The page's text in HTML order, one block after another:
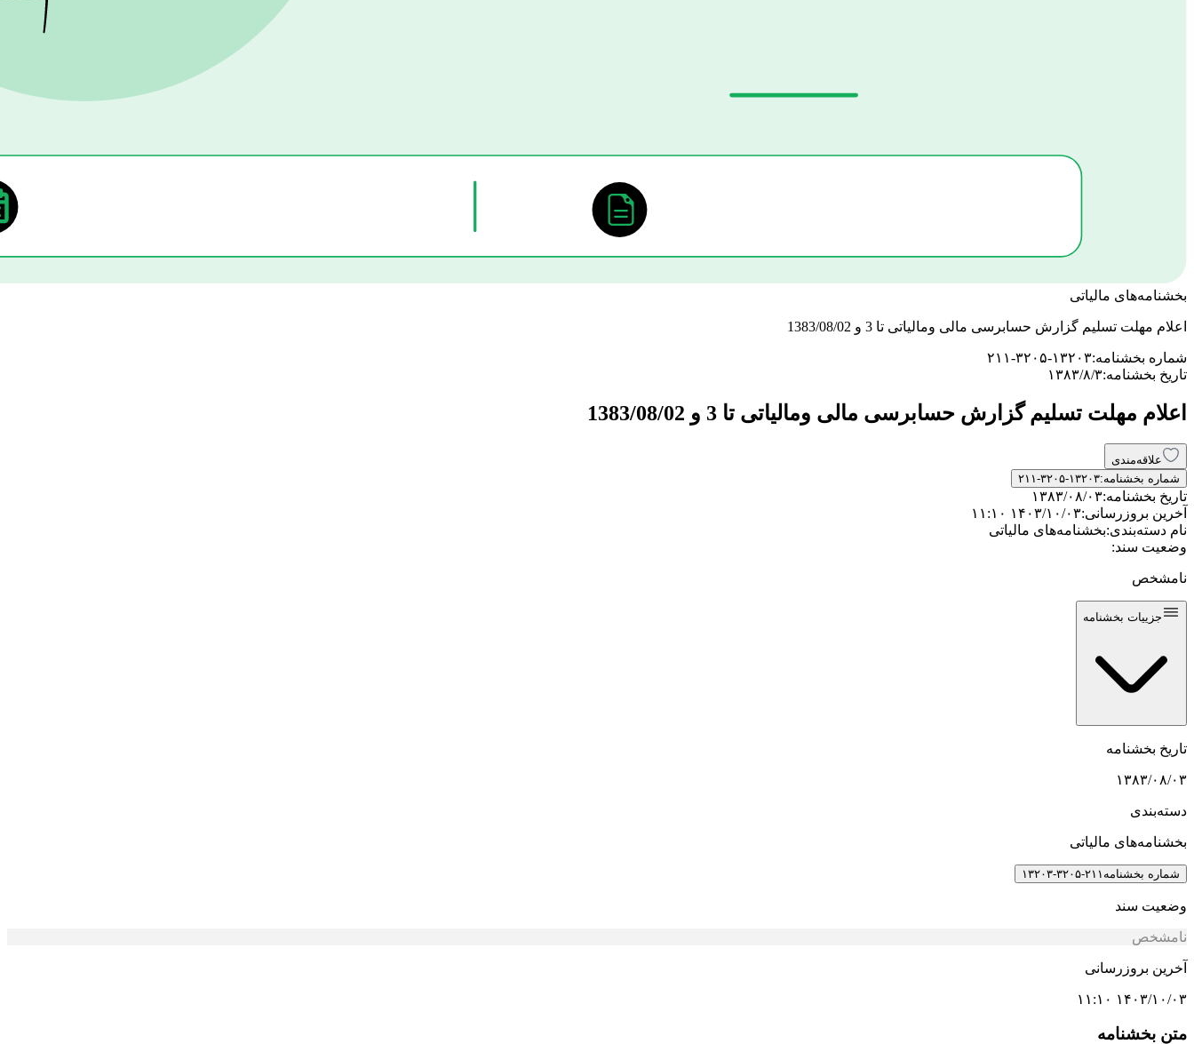
بخشنامه‌های مالیاتی
اعلام مهلت تسلیم گزارش حسابرسی مالی ومالیاتی تا 3 و 1383/08/02
شماره بخشنامه:۲۱۱-۳۲۰۵-۱۳۲۰۳
تاریخ بخشنامه:۱۳۸۳/۸/۳
اعلام مهلت تسلیم گزارش حسابرسی مالی ومالیاتی تا 3 و 1383/08/02
علاقه‌مندی
شماره بخشنامه:۲۱۱-۳۲۰۵-۱۳۲۰۳
تاریخ بخشنامه:۱۳۸۳/۰۸/۰۳
آخرین بروزرسانی:۱۴۰۳/۱۰/۰۳ ۱۱:۱۰
نام دسته‌بندی:بخشنامه‌های مالیاتی
وضعیت سند:
نامشخص
جزییات بخشنامه
تاریخ بخشنامه
۱۳۸۳/۰۸/۰۳
دسته‌بندی
بخشنامه‌های مالیاتی
شماره بخشنامه ۲۱۱-۳۲۰۵-۱۳۲۰۳
وضعیت سند
نامشخص
آخرین بروزرسانی
۱۴۰۳/۱۰/۰۳ ۱۱:۱۰
متن بخشنامه